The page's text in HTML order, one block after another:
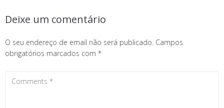
Deixe um comentário
O seu endereço de email não será publicado. Campos
obrigatórios marcados com *